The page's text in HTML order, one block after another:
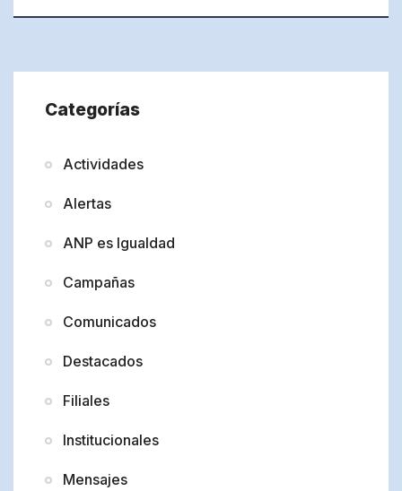
Categorías
Actividades
Alertas
ANP es Igualdad
Campañas
Comunicados
Destacados
Filiales
Institucionales
Mensajes